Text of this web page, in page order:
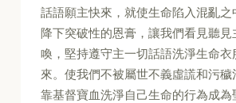
話語願主快來，就使生命陷入混亂之
降下突破性的恩膏，讓我們看見聽
喚，堅持遵守主一切話語洗淨生命
來。使我們不被屬世不義虛謊和污
靠基督寶血洗淨自己生命的行為成為